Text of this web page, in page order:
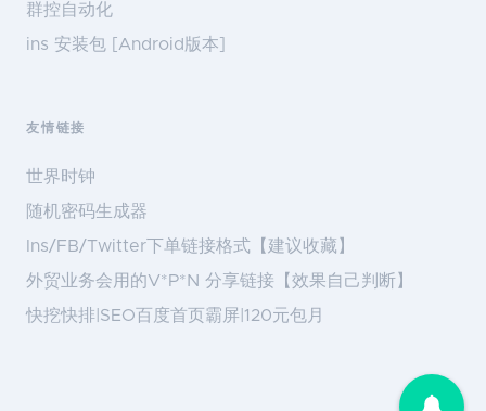
群控自动化
ins 安装包 [Android版本]
友情链接
世界时钟
随机密码生成器
Ins/FB/Twitter下单链接格式【建议收藏】
外贸业务会用的V*P*N 分享链接【效果自己判断】
快挖快排|SEO百度首页霸屏|120元包月